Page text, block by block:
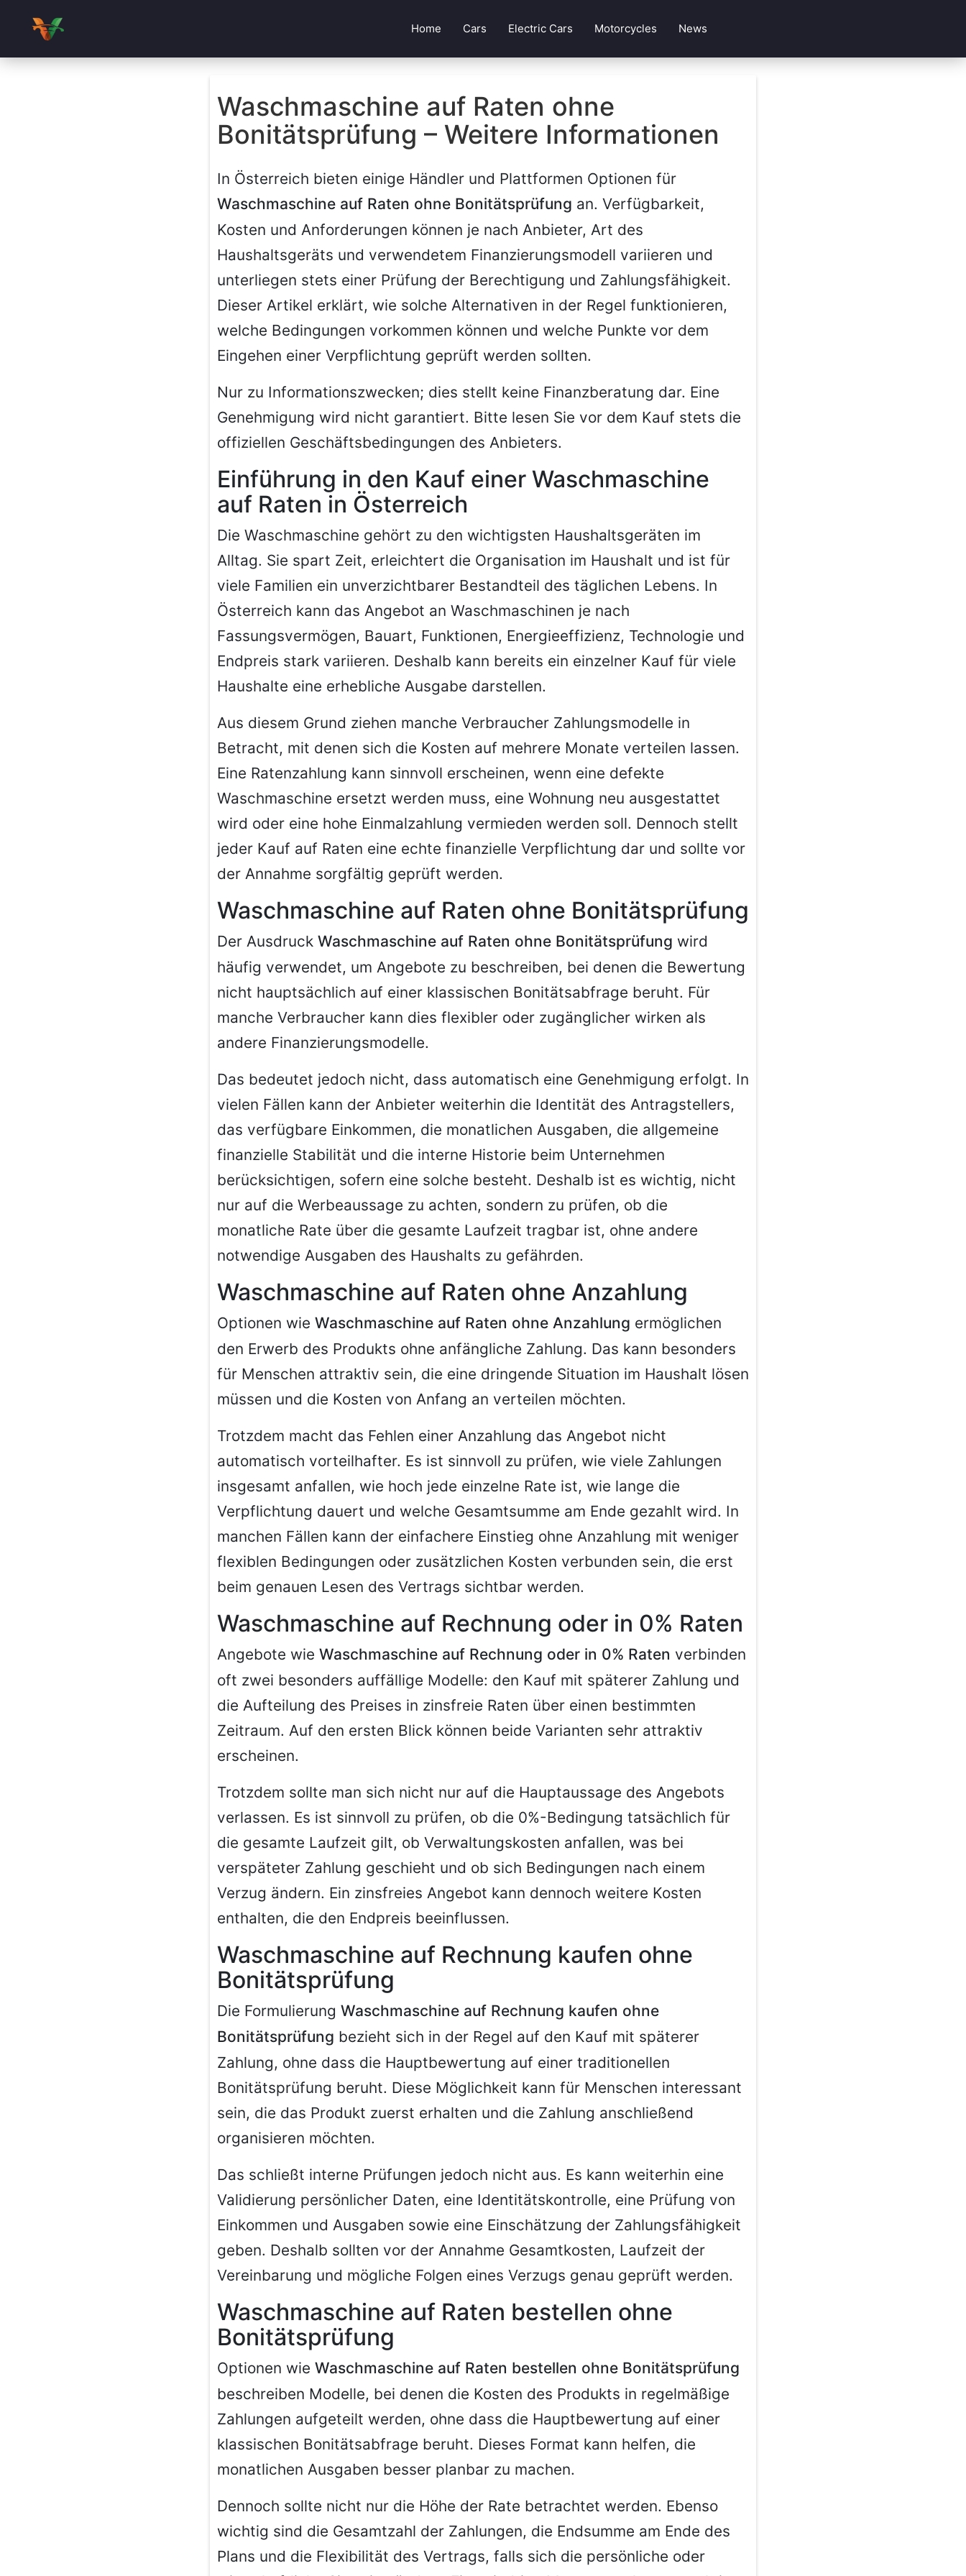
Home Cars Electric Cars Motorcycles News
Waschmaschine auf Raten ohne
Bonitätsprüfung – Weitere Informationen
In Österreich bieten einige Händler und Plattformen Optionen für
Waschmaschine auf Raten ohne Bonitätsprüfung an. Verfügbarkeit,
Kosten und Anforderungen können je nach Anbieter, Art des
Haushaltsgeräts und verwendetem Finanzierungsmodell variieren und
unterliegen stets einer Prüfung der Berechtigung und Zahlungsfähigkeit.
Dieser Artikel erklärt, wie solche Alternativen in der Regel funktionieren,
welche Bedingungen vorkommen können und welche Punkte vor dem
Eingehen einer Verpflichtung geprüft werden sollten.
Nur zu Informationszwecken; dies stellt keine Finanzberatung dar. Eine
Genehmigung wird nicht garantiert. Bitte lesen Sie vor dem Kauf stets die
offiziellen Geschäftsbedingungen des Anbieters.
Einführung in den Kauf einer Waschmaschine
auf Raten in Österreich
Die Waschmaschine gehört zu den wichtigsten Haushaltsgeräten im
Alltag. Sie spart Zeit, erleichtert die Organisation im Haushalt und ist für
viele Familien ein unverzichtbarer Bestandteil des täglichen Lebens. In
Österreich kann das Angebot an Waschmaschinen je nach
Fassungsvermögen, Bauart, Funktionen, Energieeffizienz, Technologie und
Endpreis stark variieren. Deshalb kann bereits ein einzelner Kauf für viele
Haushalte eine erhebliche Ausgabe darstellen.
Aus diesem Grund ziehen manche Verbraucher Zahlungsmodelle in
Betracht, mit denen sich die Kosten auf mehrere Monate verteilen lassen.
Eine Ratenzahlung kann sinnvoll erscheinen, wenn eine defekte
Waschmaschine ersetzt werden muss, eine Wohnung neu ausgestattet
wird oder eine hohe Einmalzahlung vermieden werden soll. Dennoch stellt
jeder Kauf auf Raten eine echte finanzielle Verpflichtung dar und sollte vor
der Annahme sorgfältig geprüft werden.
Waschmaschine auf Raten ohne Bonitätsprüfung
Der Ausdruck Waschmaschine auf Raten ohne Bonitätsprüfung wird
häufig verwendet, um Angebote zu beschreiben, bei denen die Bewertung
nicht hauptsächlich auf einer klassischen Bonitätsabfrage beruht. Für
manche Verbraucher kann dies flexibler oder zugänglicher wirken als
andere Finanzierungsmodelle.
Das bedeutet jedoch nicht, dass automatisch eine Genehmigung erfolgt. In
vielen Fällen kann der Anbieter weiterhin die Identität des Antragstellers,
das verfügbare Einkommen, die monatlichen Ausgaben, die allgemeine
finanzielle Stabilität und die interne Historie beim Unternehmen
berücksichtigen, sofern eine solche besteht. Deshalb ist es wichtig, nicht
nur auf die Werbeaussage zu achten, sondern zu prüfen, ob die
monatliche Rate über die gesamte Laufzeit tragbar ist, ohne andere
notwendige Ausgaben des Haushalts zu gefährden.
Waschmaschine auf Raten ohne Anzahlung
Optionen wie Waschmaschine auf Raten ohne Anzahlung ermöglichen
den Erwerb des Produkts ohne anfängliche Zahlung. Das kann besonders
für Menschen attraktiv sein, die eine dringende Situation im Haushalt lösen
müssen und die Kosten von Anfang an verteilen möchten.
Trotzdem macht das Fehlen einer Anzahlung das Angebot nicht
automatisch vorteilhafter. Es ist sinnvoll zu prüfen, wie viele Zahlungen
insgesamt anfallen, wie hoch jede einzelne Rate ist, wie lange die
Verpflichtung dauert und welche Gesamtsumme am Ende gezahlt wird. In
manchen Fällen kann der einfachere Einstieg ohne Anzahlung mit weniger
flexiblen Bedingungen oder zusätzlichen Kosten verbunden sein, die erst
beim genauen Lesen des Vertrags sichtbar werden.
Waschmaschine auf Rechnung oder in 0% Raten
Angebote wie Waschmaschine auf Rechnung oder in 0% Raten verbinden
oft zwei besonders auffällige Modelle: den Kauf mit späterer Zahlung und
die Aufteilung des Preises in zinsfreie Raten über einen bestimmten
Zeitraum. Auf den ersten Blick können beide Varianten sehr attraktiv
erscheinen.
Trotzdem sollte man sich nicht nur auf die Hauptaussage des Angebots
verlassen. Es ist sinnvoll zu prüfen, ob die 0%-Bedingung tatsächlich für
die gesamte Laufzeit gilt, ob Verwaltungskosten anfallen, was bei
verspäteter Zahlung geschieht und ob sich Bedingungen nach einem
Verzug ändern. Ein zinsfreies Angebot kann dennoch weitere Kosten
enthalten, die den Endpreis beeinflussen.
Waschmaschine auf Rechnung kaufen ohne
Bonitätsprüfung
Die Formulierung Waschmaschine auf Rechnung kaufen ohne
Bonitätsprüfung bezieht sich in der Regel auf den Kauf mit späterer
Zahlung, ohne dass die Hauptbewertung auf einer traditionellen
Bonitätsprüfung beruht. Diese Möglichkeit kann für Menschen interessant
sein, die das Produkt zuerst erhalten und die Zahlung anschließend
organisieren möchten.
Das schließt interne Prüfungen jedoch nicht aus. Es kann weiterhin eine
Validierung persönlicher Daten, eine Identitätskontrolle, eine Prüfung von
Einkommen und Ausgaben sowie eine Einschätzung der Zahlungsfähigkeit
geben. Deshalb sollten vor der Annahme Gesamtkosten, Laufzeit der
Vereinbarung und mögliche Folgen eines Verzugs genau geprüft werden.
Waschmaschine auf Raten bestellen ohne
Bonitätsprüfung
Optionen wie Waschmaschine auf Raten bestellen ohne Bonitätsprüfung
beschreiben Modelle, bei denen die Kosten des Produkts in regelmäßige
Zahlungen aufgeteilt werden, ohne dass die Hauptbewertung auf einer
klassischen Bonitätsabfrage beruht. Dieses Format kann helfen, die
monatlichen Ausgaben besser planbar zu machen.
Dennoch sollte nicht nur die Höhe der Rate betrachtet werden. Ebenso
wichtig sind die Gesamtzahl der Zahlungen, die Endsumme am Ende des
Plans und die Flexibilität des Vertrags, falls sich die persönliche oder